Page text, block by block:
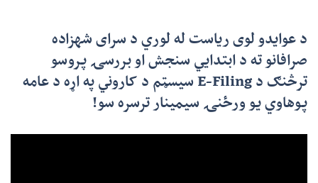
د عوایدو لوی ریاست له لوري د سرای شهزاده
صرافانو ته د ابتدایي سنجش او بررسۍ پروسو
ترڅنګ د E-Filing سیسټم د کاروني په اړه د عامه
پوهاوي یو ورځنۍ سیمینار ترسره سو!